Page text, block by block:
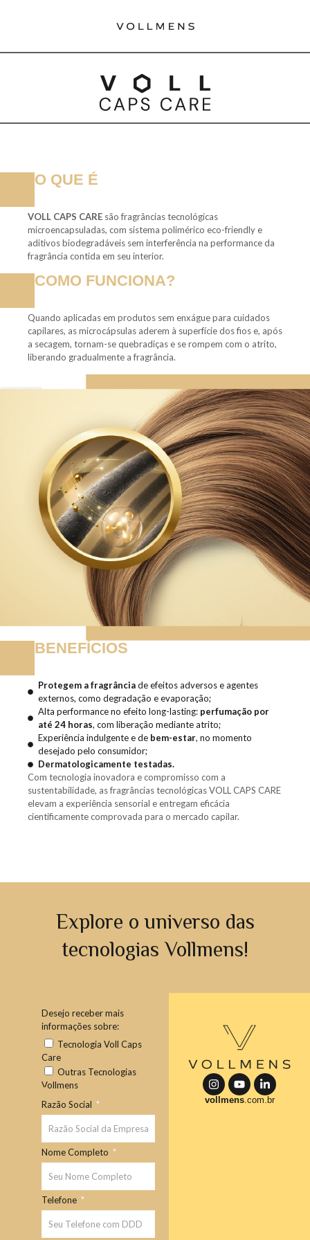
O QUE É
VOLL CAPS CARE são fragrâncias tecnológicas
microencapsuladas, com sistema polimérico eco-friendly e
aditivos biodegradáveis sem interferência na performance da
fragrância contida em seu interior.
COMO FUNCIONA?
Quando aplicadas em produtos sem enxágue para cuidados
capilares, as microcápsulas aderem à superfície dos fios e, após
a secagem, tornam-se quebradiças e se rompem com o atrito,
liberando gradualmente a fragrância.
BENEFÍCIOS
Protegem a fragrânciade efeitos adversos e agentes
externos, como degradação e evaporação;
Alta performance no efeito long-lasting: perfumação por
até 24 horas, com liberação mediante atrito;
Experiência indulgente e de bem-estar, no momento
desejado pelo consumidor;
Dermatologicamente testadas.
Com tecnologia inovadora e compromisso com a
sustentabilidade, as fragrâncias tecnológicas VOLL CAPS CARE
elevam a experiência sensorial e entregam eficácia
cientificamente comprovada para o mercado capilar.
Explore o universo das
tecnologias Vollmens!
Desejo receber mais
informações sobre:
Tecnologia Voll Caps
Care
Outras Tecnologias
Vollmens
-
Razão Social
Nome Completo
Telefone
vollmens.com.br